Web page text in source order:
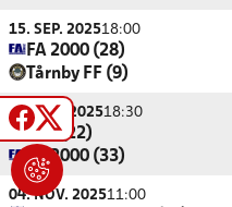
15. SEP. 202518:00
FA 2000 (28)
Tårnby FF (9)
06. OKT. 202518:30
HIK (22)
FA 2000 (33)
04. NOV. 202511:00